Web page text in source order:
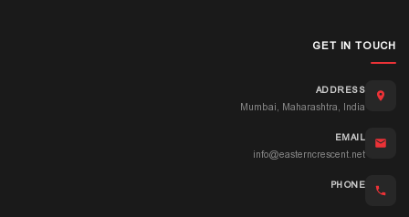
GET IN TOUCH
ADDRESS
Mumbai, Maharashtra, India
EMAIL
info@easterncrescent.net
PHONE